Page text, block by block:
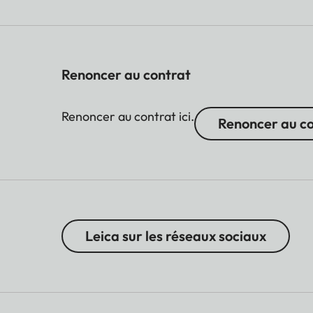
Renoncer au contrat
Renoncer au contrat ici. Renoncer au
Leica sur les réseaux sociaux